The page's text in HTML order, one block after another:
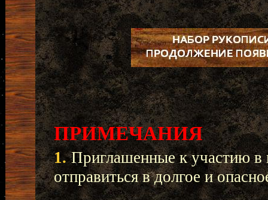
ПРИМЕЧАНИЯ
1. Приглашенные к участию в
отправиться в долгое и